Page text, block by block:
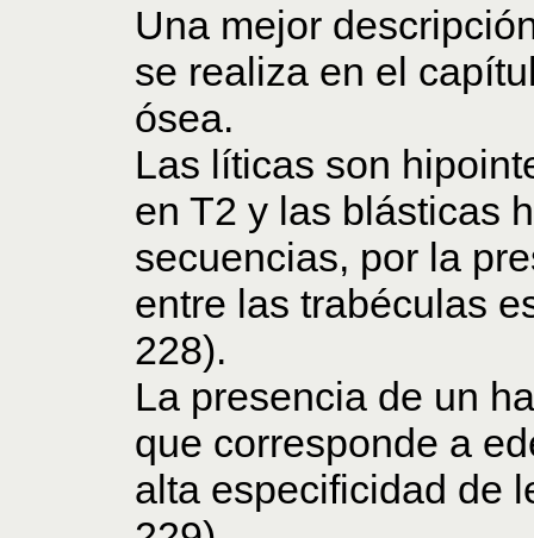
Una mejor
se realiza en el
ósea.
Las líticas son
en T2 y las blásticas
secuencias, por la
entre las trabéculas
228).
La presencia de un
que corresponde a
alta especificidad de